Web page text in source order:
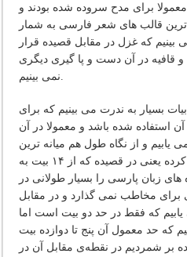
برای مدح سروده شده بودند و
قالب های شعر فارسی به شمار
بینیم که غزل در مقابل قصیده قرار
و قافیه در آن دست و پا گیری دیگری
نمی بینیم.
بسیار به ندرت می بینیم که برای
استفاده شده باشد و معمولا در آن
یابیم و از نگاه طول هم میانه ترین
موقعیت را برای خویش انتخاب کرده یعنی در قصیده که از ۱۴ بیت به
های زبان پارسی را بسیار طولانی در
مخاطب نمی گذارد و در مقابل
یابیم که فقط در حد دو بیت است اما
که حد معمول آن پنج تا دوازده بیت
بر شمردیم در نقطه‌ی مقابل آن در